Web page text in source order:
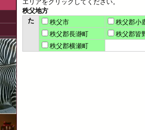
エリアをクリックしてください。
秩父地方
た
秩父市
秩父郡小
秩父郡長瀞町
秩父郡皆
秩父郡横瀬町